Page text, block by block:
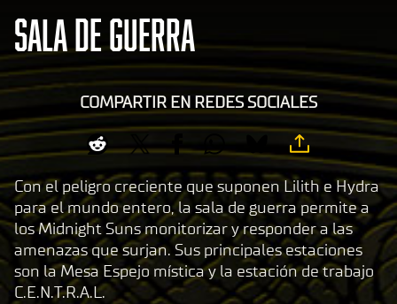
SALA DE GUERRA
COMPARTIR EN REDES SOCIALES
Con el peligro creciente que suponen Lilith e Hydra
para el mundo entero, la sala de guerra permite a
los Midnight Suns monitorizar y responder a las
amenazas que surjan. Sus principales estaciones
son la Mesa Espejo mística y la estación de trabajo
C.E.N.T.R.A.L.